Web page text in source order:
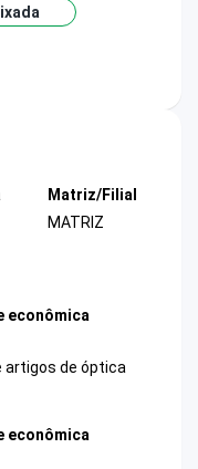
Matriz/Filial
MATRIZ
econômica
artigos de óptica
econômica